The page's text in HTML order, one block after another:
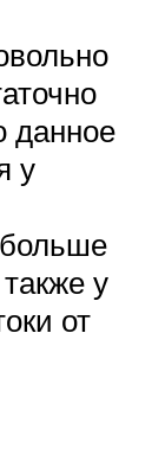
данное
у
у
от